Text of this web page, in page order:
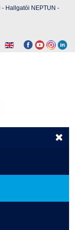
- Hallgatói NEPTUN -